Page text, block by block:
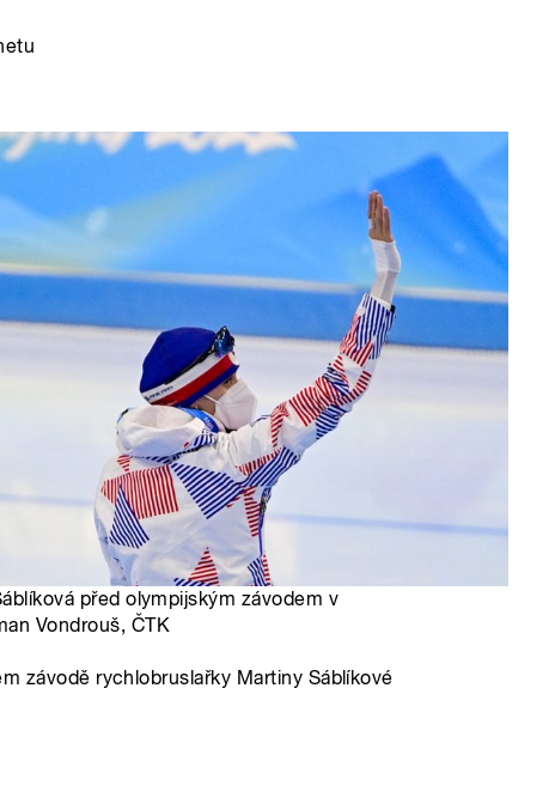
před olympijským závodem v
Vondrouš, ČTK
závodě rychlobruslařky Martiny Sáblíkové